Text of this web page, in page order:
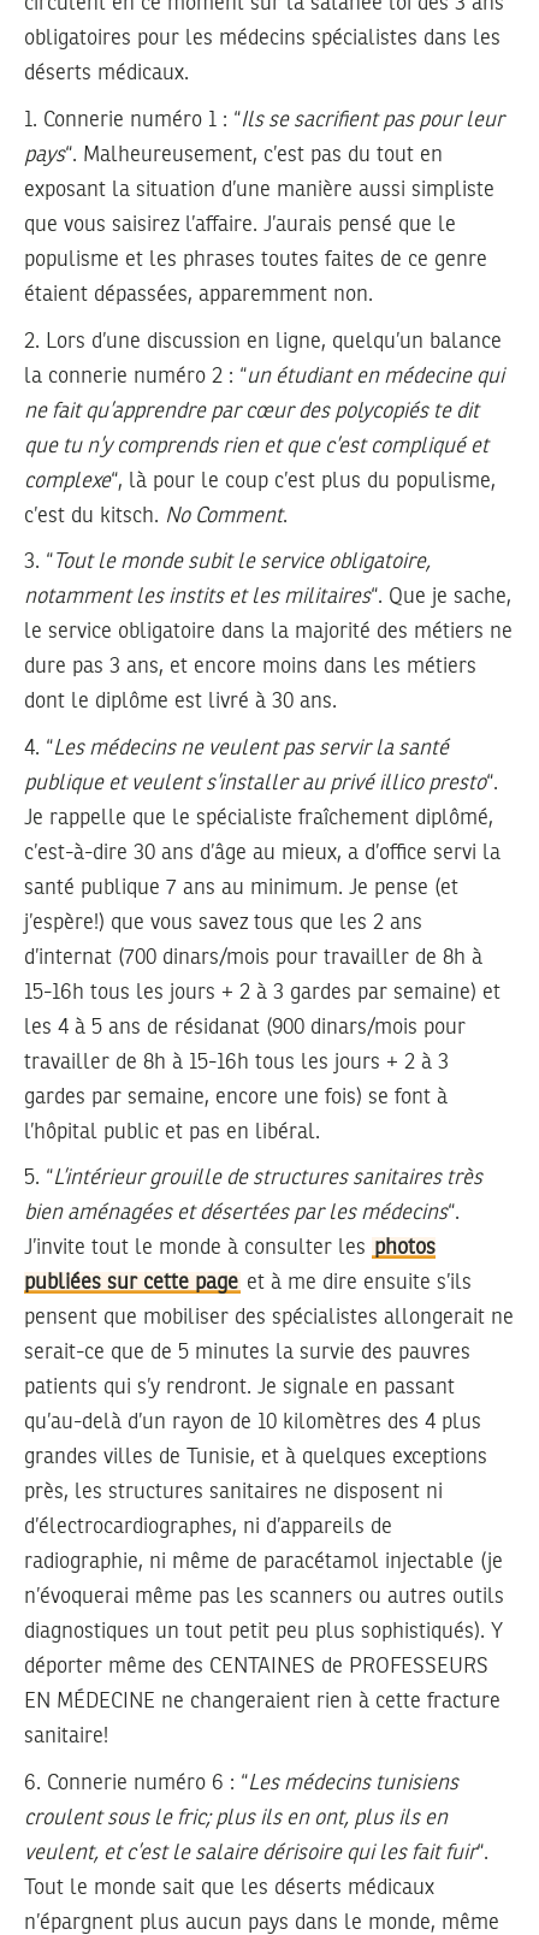
obligatoires pour les médecins spécialistes dans les
déserts médicaux.
1. Connerie numéro 1 : “Ils se sacrifient pas pour leur
pays“. Malheureusement, c’est pas du tout en
exposant la situation d’une manière aussi simpliste
que vous saisirez l’affaire. J’aurais pensé que le
populisme et les phrases toutes faites de ce genre
étaient dépassées, apparemment non.
2. Lors d’une discussion en ligne, quelqu’un balance
la connerie numéro 2 : “un étudiant en médecine qui
ne fait qu’apprendre par cœur des polycopiés te dit
que tu n’y comprends rien et que c’est compliqué et
complexe“, là pour le coup c’est plus du populisme,
c’est du kitsch. No Comment.
3. “Tout le monde subit le service obligatoire,
notamment les instits et les militaires“. Que je sache,
le service obligatoire dans la majorité des métiers ne
dure pas 3 ans, et encore moins dans les métiers
dont le diplôme est livré à 30 ans.
4. “Les médecins ne veulent pas servir la santé
publique et veulent s’installer au privé illico presto“.
Je rappelle que le spécialiste fraîchement diplômé,
c’est-à-dire 30 ans d’âge au mieux, a d’office servi la
santé publique 7 ans au minimum. Je pense (et
j’espère!) que vous savez tous que les 2 ans
d’internat (700 dinars/mois pour travailler de 8h à
15-16h tous les jours + 2 à 3 gardes par semaine) et
les 4 à 5 ans de résidanat (900 dinars/mois pour
travailler de 8h à 15-16h tous les jours + 2 à 3
gardes par semaine, encore une fois) se font à
l’hôpital public et pas en libéral.
5. “L’intérieur grouille de structures sanitaires très
bien aménagées et désertées par les médecins“.
J’invite tout le monde à consulter les photos
publiées sur cette page et à me dire ensuite s’ils
pensent que mobiliser des spécialistes allongerait ne
serait-ce que de 5 minutes la survie des pauvres
patients qui s’y rendront. Je signale en passant
qu’au-delà d’un rayon de 10 kilomètres des 4 plus
grandes villes de Tunisie, et à quelques exceptions
près, les structures sanitaires ne disposent ni
d’électrocardiographes, ni d’appareils de
radiographie, ni même de paracétamol injectable (je
n’évoquerai même pas les scanners ou autres outils
diagnostiques un tout petit peu plus sophistiqués). Y
déporter même des CENTAINES de PROFESSEURS
EN MÉDECINE ne changeraient rien à cette fracture
sanitaire!
6. Connerie numéro 6 : “Les médecins tunisiens
croulent sous le fric; plus ils en ont, plus ils en
veulent, et c’est le salaire dérisoire qui les fait fuir“.
Tout le monde sait que les déserts médicaux
n’épargnent plus aucun pays dans le monde, même